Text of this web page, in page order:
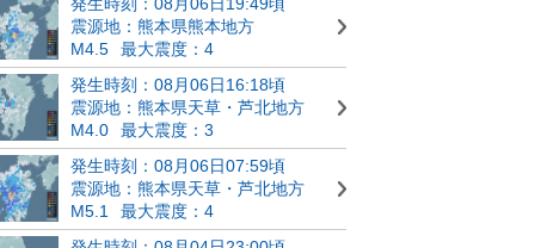
震源地：熊本県熊本地方
M4.5
最大震度：4
発生時刻：08月06日16:18頃
震源地：熊本県天草・芦北地方
M4.0
最大震度：3
発生時刻：08月06日07:59頃
震源地：熊本県天草・芦北地方
M5.1
最大震度：4